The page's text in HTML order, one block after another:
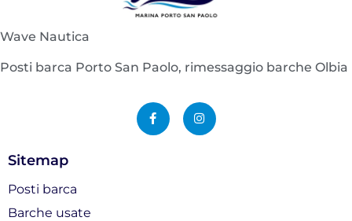
Wave Nautica
Posti barca Porto San Paolo, rimessaggio barche Olbia
a
c
e
b
n
s
t
a
Sitemap
Posti barca
Barche usate